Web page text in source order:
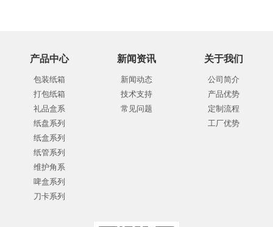
产品中心
包装纸箱
打包纸箱
礼品盒系
纸盘系列
纸盒系列
纸管系列
维护角系
啤盒系列
刀卡系列
新闻资讯
新闻动态
技术支持
常见问题
关于我们
公司简介
产品优势
定制流程
工厂优势